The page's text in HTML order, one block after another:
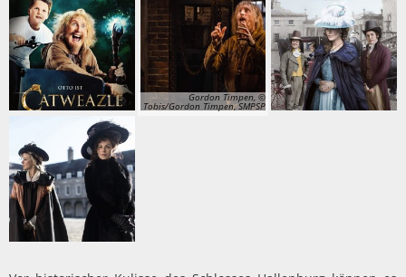
Gordon Timpen, ©
Tobis/Gordon Timpen, SMPSP